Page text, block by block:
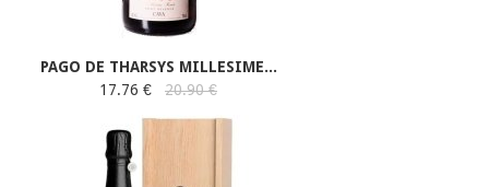
PAGO DE THARSYS MILLESIME...
17.76 €
20.90 €